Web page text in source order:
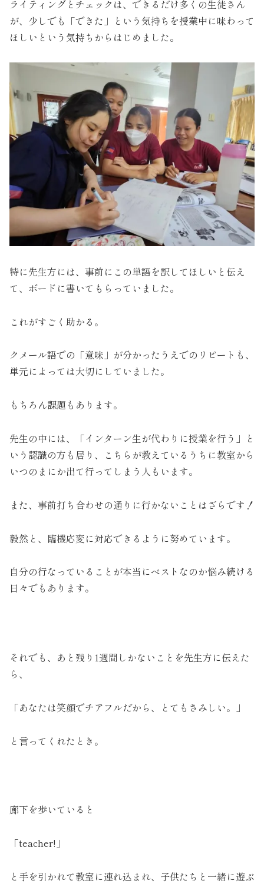
ライティングとチェックは、できるだけ多くの生徒さん
が、少しでも「できた」という気持ちを授業中に味わって
ほしいという気持ちからはじめました。
特に先生方には、事前にこの単語を訳してほしいと伝え
て、ボードに書いてもらっていました。
これがすごく助かる。
クメール語での「意味」が分かったうえでのリピートも、
単元によっては大切にしていました。
もちろん課題もあります。
先生の中には、「インターン生が代わりに授業を行う」と
いう認識の方も居り、こちらが教えているうちに教室から
いつのまにか出て行ってしまう人もいます。
また、事前打ち合わせの通りに行かないことはざらです！
毅然と、臨機応変に対応できるように努めています。
自分の行なっていることが本当にベストなのか悩み続ける
日々でもあります。
それでも、あと残り1週間しかないことを先生方に伝えた
ら、
「あなたは笑顔でチアフルだから、とてもさみしい。」
と言ってくれたとき。
廊下を歩いていると
「teacher!」
と手を引かれて教室に連れ込まれ、子供たちと一緒に遊ぶ